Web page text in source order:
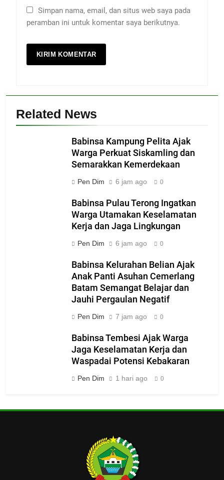
Simpan nama, email, dan situs web saya pada
peramban ini untuk komentar saya berikutnya.
Related News
Babinsa Kampung Pelita Ajak
Warga Perkuat Siskamling dan
Semarakkan Kemerdekaan
Pen Dim 6 jam ago 0
Babinsa Pulau Terong Ingatkan
Warga Utamakan Keselamatan
Kerja dan Jaga Lingkungan
Pen Dim 6 jam ago 0
Babinsa Kelurahan Belian Ajak
Anak Panti Asuhan Cemerlang
Batam Semangat Belajar dan
Jauhi Pergaulan Negatif
Pen Dim 7 jam ago 0
Babinsa Tembesi Ajak Warga
Jaga Keselamatan Kerja dan
Waspadai Potensi Kebakaran
Pen Dim 1 hari ago 0